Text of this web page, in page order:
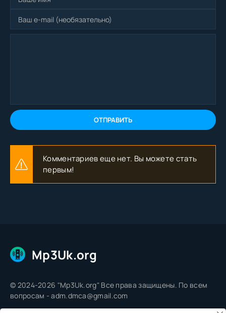
ОТПРАВИТЬ
Комментариев еще нет. Вы можете стать
первым!
Mp3Uk.org
© 2024-2026 "Mp3Uk.org" Все права защищены. По всем
вопросам - adm.dmca@gmail.com